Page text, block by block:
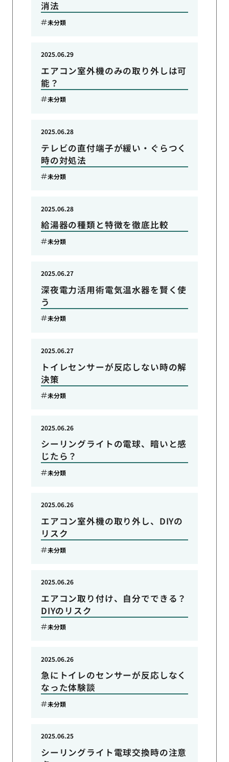
消法
未分類
エアコン室外機のみの取り外しは可
能？
2025.06.29
未分類
テレビの直付端子が緩い・ぐらつく
時の対処法
2025.06.28
未分類
給湯器の種類と特徴を徹底比較
2025.06.28
未分類
深夜電力活用術電気温水器を賢く使
う
2025.06.27
未分類
トイレセンサーが反応しない時の解
決策
2025.06.27
未分類
シーリングライトの電球、暗いと感
じたら？
2025.06.26
未分類
エアコン室外機の取り外し、DIYの
リスク
2025.06.26
未分類
エアコン取り付け、自分でできる？
DIYのリスク
2025.06.26
未分類
急にトイレのセンサーが反応しなく
なった体験談
2025.06.26
未分類
シーリングライト電球交換時の注意
2025.06.25